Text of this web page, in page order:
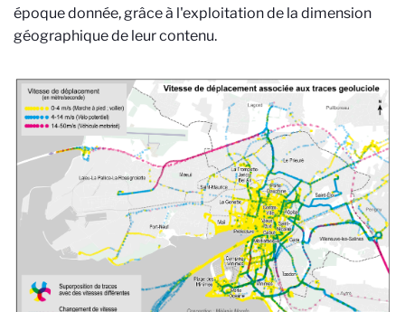
époque donnée, grâce à l'exploitation de la dimension
géographique de leur contenu.